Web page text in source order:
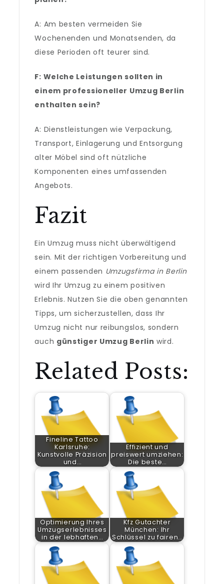
A: Am besten vermeiden Sie
Wochenenden und Monatsenden, da
diese Perioden oft teurer sind.
F: Welche Leistungen sollten in
einem professioneller Umzug Berlin
enthalten sein?
A: Dienstleistungen wie Verpackung,
Transport, Einlagerung und Entsorgung
alter Möbel sind oft nützliche
Komponenten eines umfassenden
Angebots.
Fazit
Ein Umzug muss nicht überwältigend
sein. Mit der richtigen Vorbereitung und
einem passenden Umzugsfirma in Berlin
wird Ihr Umzug zu einem positiven
Erlebnis. Nutzen Sie die oben genannten
Tipps, um sicherzustellen, dass Ihr
Umzug nicht nur reibungslos, sondern
auch günstiger Umzug Berlin wird.
Related Posts:
Fineline Tattoo
Karlsruhe:
Kunstvolle Präzision
und…
Effizient und
preiswert umziehen:
Die beste…
Optimierung Ihres
Umzugserlebnisses
in der lebhaften…
Kfz Gutachter
München: Ihr
Schlüssel zu fairen…